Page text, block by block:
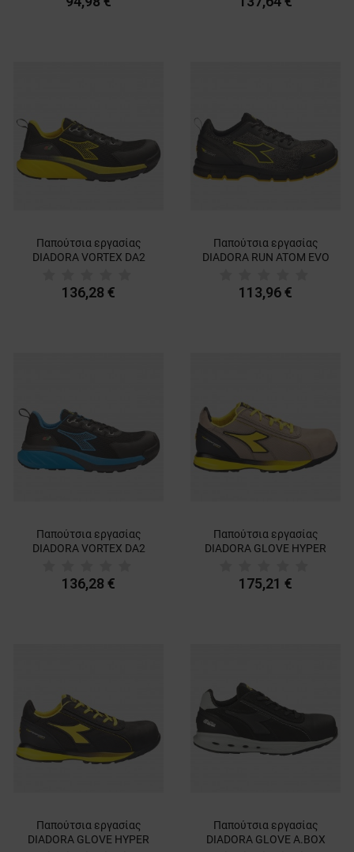
Παπούτσια εργασίας
DIADORA VORTEX DA2
BLACK/YELLOW
136,28 €
Παπούτσια εργασίας
DIADORA RUN ATOM EVO
GREY/BLACK
113,96 €
Παπούτσια εργασίας
DIADORA VORTEX DA2
BLACK/BLUE
136,28 €
Παπούτσια εργασίας
DIADORA GLOVE HYPER
BEIGE
175,21 €
Παπούτσια εργασίας
DIADORA GLOVE HYPER
Παπούτσια εργασίας
DIADORA GLOVE A.BOX